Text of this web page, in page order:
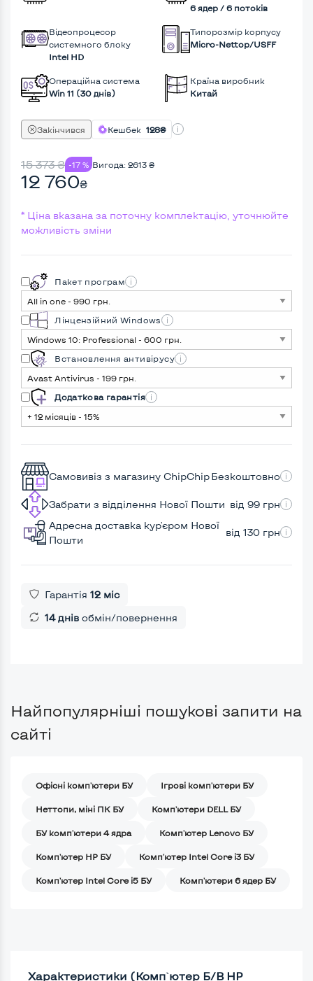
6 ядер / 6 потоків
Відеопроцесор
системного блоку
Intel HD
Типорозмір корпусу
Micro-Nettop/USFF
Операційна система
Win 11 (30 днів)
Країна виробник
Китай
Закінчився Кешбек 128₴
15 373₴ -17 % Вигода: 2613 ₴
12 760₴
* Ціна вказана за поточну комплектацію, уточнюйте
можливість зміни
Пакет програм
Лінцензійний Windows
Встановлення антивірусу
Додаткова гарантія
Самовивіз з магазину ChipChipБезкоштовно
Забрати з відділення Нової Пошти від 99 грн
Адресна доставка кур'єром Нової
Пошти
від 130 грн
Гарантія 12 міс
14 днів обмін/повернення
Найпопулярніші пошукові запити на
сайті
Офісні комп'ютери БУ Ігрові комп'ютери БУ
Неттопи, міні ПК БУ Комп'ютери DELL БУ
БУ комп'ютери 4 ядра Комп'ютер Lenovo БУ
Комп'ютер HP БУ Комп'ютер Intel Core i3 БУ
Комп'ютер Intel Core i5 БУ Комп'ютери 6 ядер БУ
Характеристики (Комп`ютер Б/В HP